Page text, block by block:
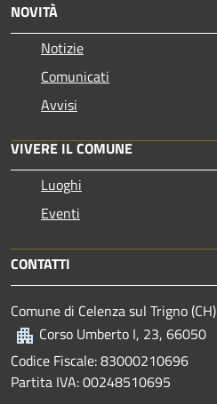
NOVITÀ
Notizie
Comunicati
Avvisi
VIVERE IL COMUNE
Luoghi
Eventi
CONTATTI
Comune di Celenza sul Trigno (CH)
Corso Umberto I, 23, 66050
Codice Fiscale: 83000210696
Partita IVA: 00248510695